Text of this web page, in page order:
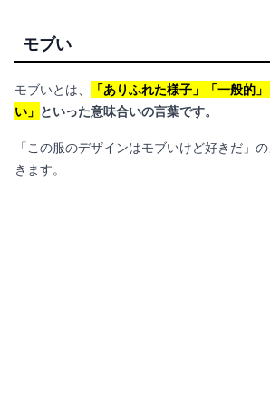
モブい
モブいとは、
「ありふれた様子」「一般的
い」 といった意味合いの言葉です。
「この服のデザインはモブいけど好きだ」
きます。